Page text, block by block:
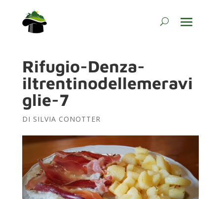
Rifugio-Denza-
iltrentinodellemeravi
glie-7
DI SILVIA CONOTTER